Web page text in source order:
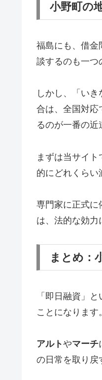
小野町の
福島にも、借金
談するのも一つ
しかし、「い
合は、全国対応
るのが一番の近
まずは当サイ
的にどれくらい
専門家に正式に
は、法的な効力
まとめ：
「即日融資」
ことになります。
アルトやマーチ
の日常を取り戻